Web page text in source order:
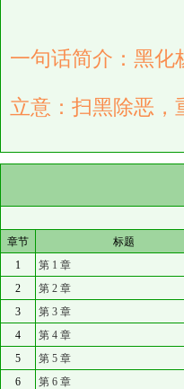
一句话简介：黑化
立意：扫黑除恶，
章节
标题
1
第 1 章
2
第 2 章
3
第 3 章
4
第 4 章
5
第 5 章
6
第 6 章